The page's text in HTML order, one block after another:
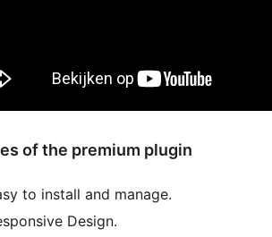
of the premium plugin
to install and manage.
Design.